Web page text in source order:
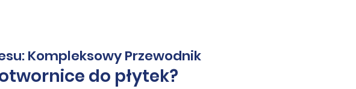
Kompleksowy Przewodnik
do płytek?